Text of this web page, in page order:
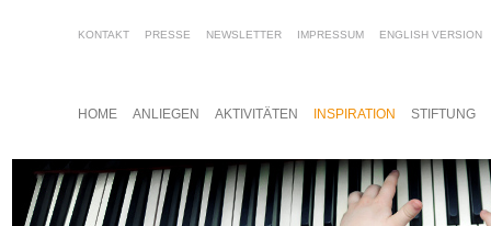
HOME ANLIEGEN AKTIVITÄTEN INSPIRATION STIFTUNG
KONTAKT PRESSE NEWSLETTER IMPRESSUM ENGLISH VERSION